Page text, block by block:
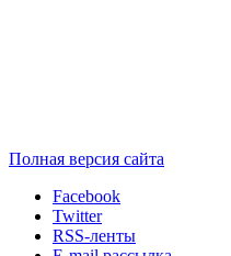
Полная версия сайта
Facebook
Twitter
RSS-ленты